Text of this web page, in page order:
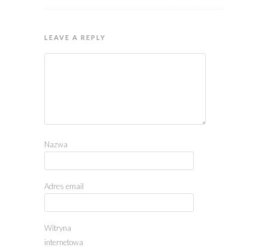
LEAVE A REPLY
Nazwa
Adres email
Witryna
internetowa